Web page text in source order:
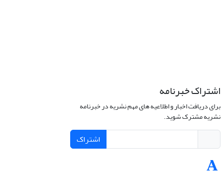
اشتراک خبرنامه
برای دریافت اخبار و اطلاعیه های مهم نشریه در خبرنامه
نشریه مشترک شوید.
اشتراک